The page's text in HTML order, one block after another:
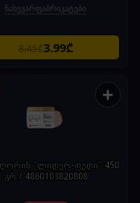
ნახევარფაბრიკატები
8.45₾3.99₾
+
ღორის "ლიდერ-ფუდი" 450
გრ / 4860103820808